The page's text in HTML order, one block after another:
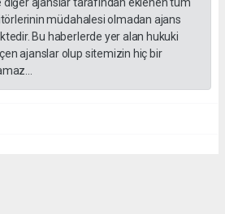
müdahalesi olmadan ajans
Bu haberlerde yer alan hukuki
ajanslar olup sitemizin hiç bir